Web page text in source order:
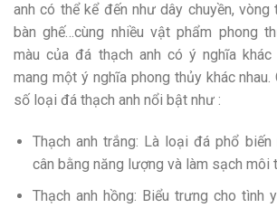
anh có thể kể đến như dây chuyền, vòng
bàn ghế…cùng nhiều vật phẩm phong
màu của đá thạch anh có ý nghĩa khác
mang một ý nghĩa phong thủy khác
số loại đá thạch anh nổi bật như :
Thạch anh trắng: Là loại đá phổ biến
cân bằng năng lượng và làm sạch môi
Thạch anh hồng: Biểu trưng cho tình